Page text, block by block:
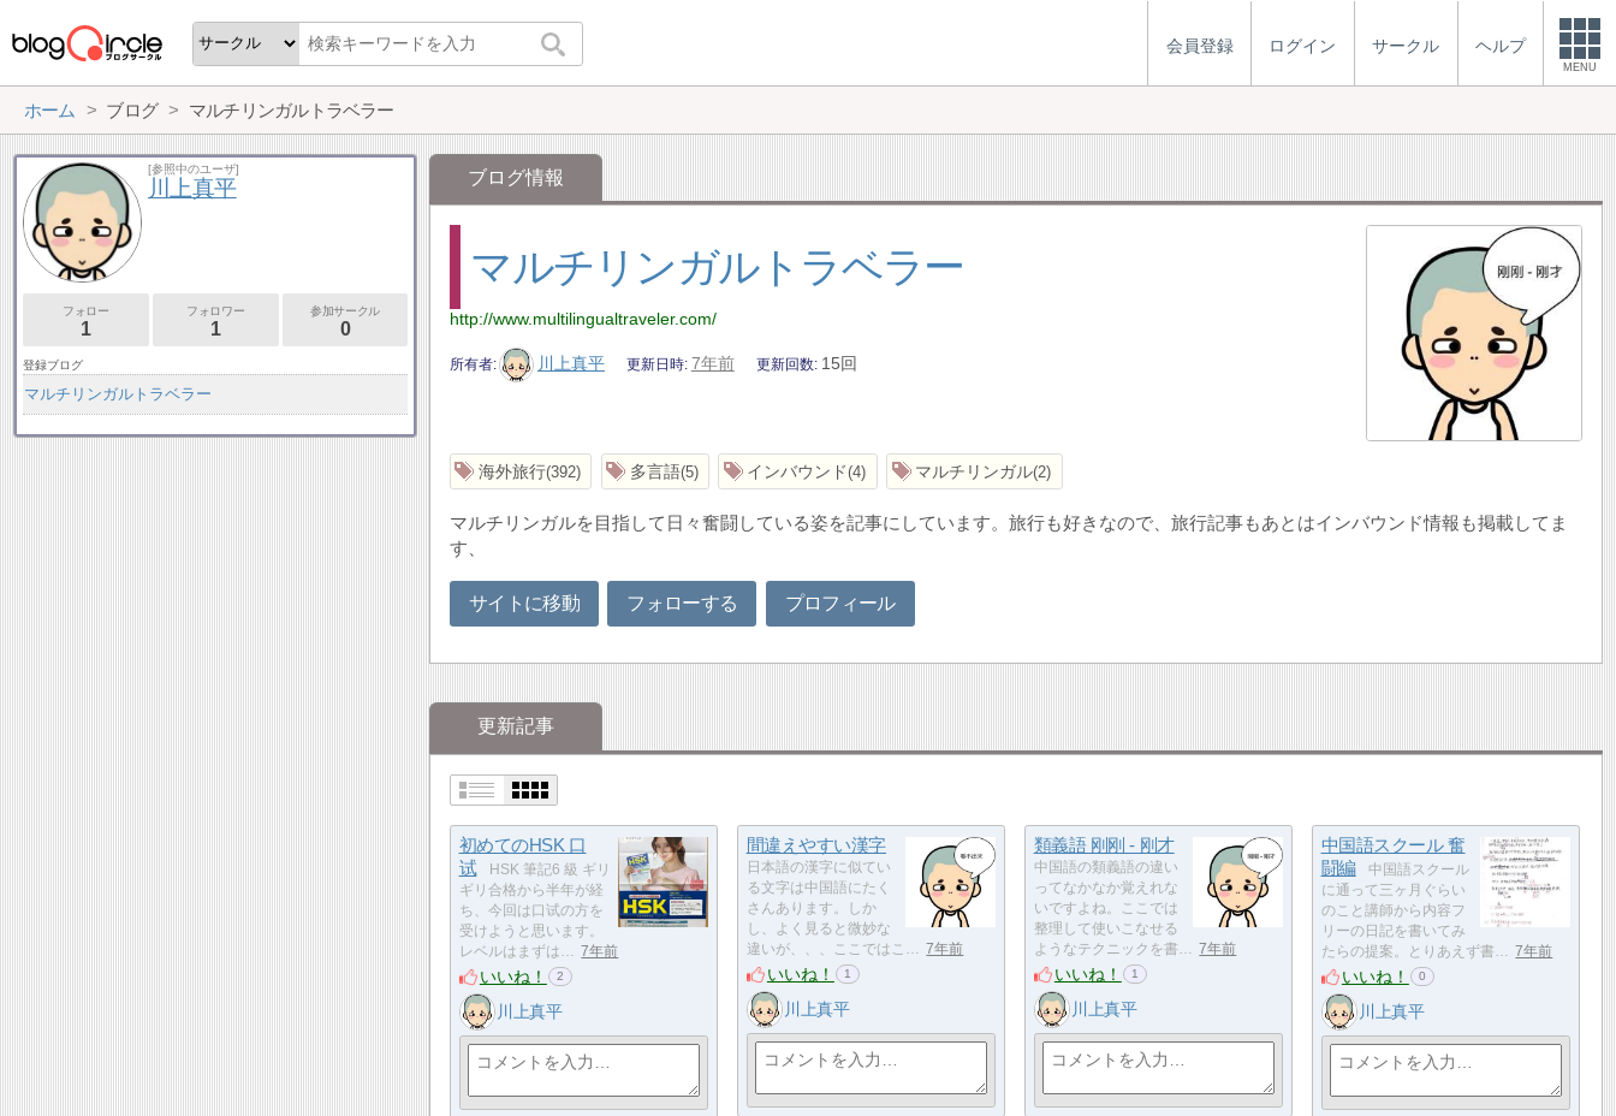
会員登録 ログイン サークル ヘルプ
MENU
ホーム ブログ マルチリンガルトラベラー
ブログ情報
マルチリンガルトラベラー
http://www.multilingualtraveler.com/
所有者 川上真平 更新日時 7年前 更新回数 15回
海外旅行 392 多言語 5 インバウンド 4 マルチリンガル 2
マルチリンガルを目指して日々奮闘している姿を記事にしています。旅行も好きなので、旅行記事もあとはインバウンド情報も掲載してま
す、
サイトに移動 フォローする プロフィール
更新記事
初めてのHSK 口
试
HSK 筆記6 級 ギリ
ギリ合格から半年が経
ち、今回は口试の方を
受けようと思います。
レベルはまずは…
7年前
いいね！ 2
川上真平
間違えやすい漢字
日本語の漢字に似てい
る文字は中国語にたく
さんあります。しか
し、よく見ると微妙な
違いが、、、ここではこ…
7年前
いいね！ 1
川上真平
類義語 刚刚 - 刚才
中国語の類義語の違い
ってなかなか覚えれな
いですよね。ここでは
整理して使いこなせる
ようなテクニックを書…
7年前
いいね！ 1
川上真平
中国語スクール 奮
闘編
中国語スクール
に通って三ヶ月ぐらい
のこと講師から内容フ
リーの日記を書いてみ
たらの提案。とりあえず書…
7年前
いいね！ 0
川上真平
[参照中のユーザ]
川上真平
フォロー
1
フォロワー
1
参加サークル
0
登録ブログ
マルチリンガルトラベラー